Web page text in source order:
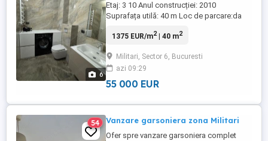
6
Etaj: 3 10 Anul construcției: 2010
Suprafața utilă: 40 m Loc de parcare:da
Militari la 10 minute de mers pe jos,
minute distanță.
1375 EUR/m2| 40 m2
Militari, Sector 6, Bucuresti
azi 09:29
55 000 EUR
54 Vanzare garsoniera zona Militari
Ofer spre vanzare garsoniera complet